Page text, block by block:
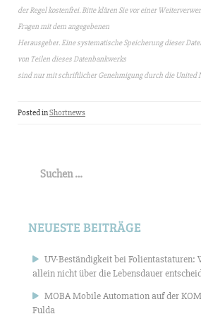
der Regel kostenfrei. Bitte klären Sie vor einer
Fragen mit dem angegebenen
Herausgeber. Eine systematische Speicherung dieser
von Teilen dieses Datenbankwerks
sind nur mit schriftlicher Genehmigung durch die United
Posted inShortnews
nach:
NEUESTE BEITRÄGE
UV-Beständigkeit bei Folientastaturen:
allein nicht über die Lebensdauer
MOBA Mobile Automation auf der
Fulda